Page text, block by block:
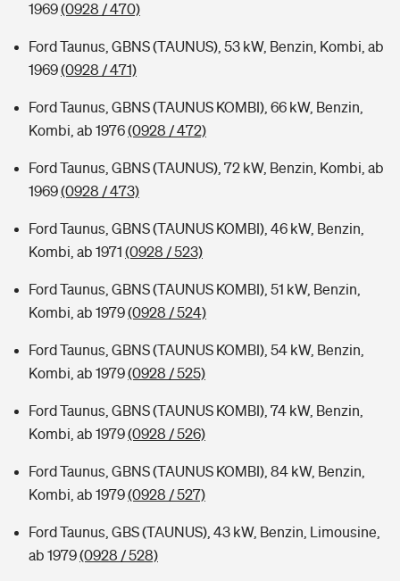
1969(0928 / 470)
Ford Taunus, GBNS (TAUNUS), 53 kW, Benzin, Kombi, ab
1969(0928 / 471)
Ford Taunus, GBNS (TAUNUS KOMBI), 66 kW, Benzin,
Kombi, ab 1976(0928 / 472)
Ford Taunus, GBNS (TAUNUS), 72 kW, Benzin, Kombi, ab
1969(0928 / 473)
Ford Taunus, GBNS (TAUNUS KOMBI), 46 kW, Benzin,
Kombi, ab 1971 (0928 / 523)
Ford Taunus, GBNS (TAUNUS KOMBI), 51 kW, Benzin,
Kombi, ab 1979(0928 / 524)
Ford Taunus, GBNS (TAUNUS KOMBI), 54 kW, Benzin,
Kombi, ab 1979(0928 / 525)
Ford Taunus, GBNS (TAUNUS KOMBI), 74 kW, Benzin,
Kombi, ab 1979(0928 / 526)
Ford Taunus, GBNS (TAUNUS KOMBI), 84 kW, Benzin,
Kombi, ab 1979(0928 / 527)
Ford Taunus, GBS (TAUNUS), 43 kW, Benzin, Limousine,
ab 1979(0928 / 528)